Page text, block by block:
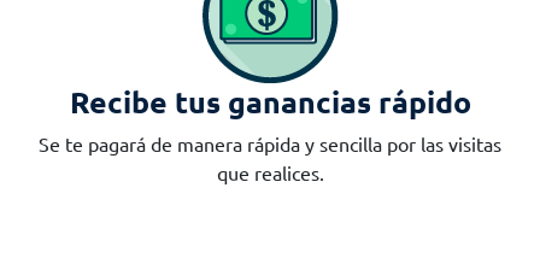
Recibe tus ganancias rápido
Se te pagará de manera rápida y sencilla por las visitas
que realices.